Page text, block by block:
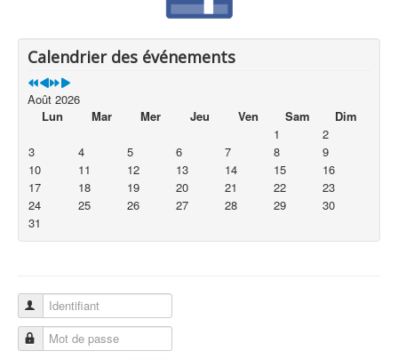
Calendrier des événements
Août 2026
Lun
Mar Mer Jeu Ven Sam
Dim
1
2
3
4 5 6 7 8
9
10
11 12 13 14 15
16
17
18 19 20 21 22
23
24
25 26 27 28 29
30
31
Identifiant
Mot de passe